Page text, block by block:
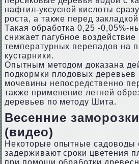
нафтил-уксусной кислоты
роста, а также перед
Такая обработка 0,25 -0,05%-
снижает пагубное воздействие
температурных перепадов на
кустарники.
Опытным методом доказана
подкормки плодовых
мочевины непосредственно
также применение летней
деревьев по методу Шита.
Весенние
(видео)
Некоторые опытные садоводы
задерживают сроки цветения
при помощи обработки